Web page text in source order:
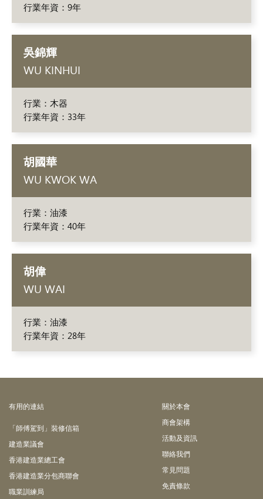
行業年資：9年
吳錦輝
WU KINHUI
行業：木器
行業年資：33年
胡國華
WU KWOK WA
行業：油漆
行業年資：40年
胡偉
WU WAI
行業：油漆
行業年資：28年
有⽤的連結
「師傅駕到」裝修信箱
建造業議會
香港建造業總工會
香港建造業分包商聯會
職業訓練局
關於本會
商會架構
活動及資訊
聯絡我們
常見問題
免責條款